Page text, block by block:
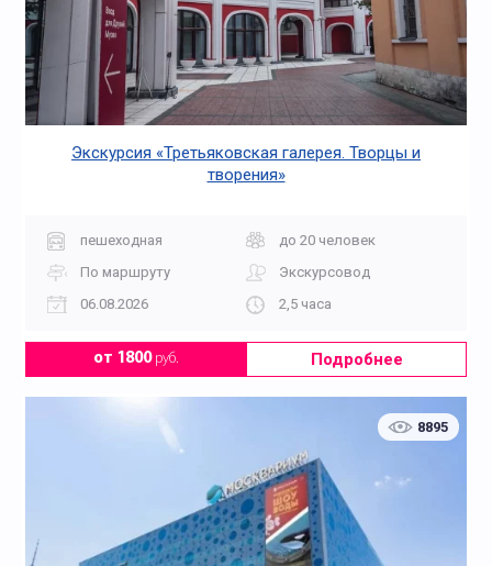
Экскурсия «Третьяковская галерея. Творцы и
творения»
пешеходная
до 20 человек
По маршруту
Экскурсовод
06.08.2026
2,5 часа
от 1800руб. Подробнее
8895